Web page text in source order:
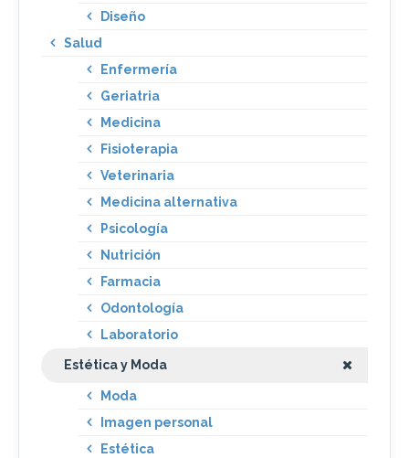
Diseño
Salud
Enfermería
Geriatria
Medicina
Fisioterapia
Veterinaria
Medicina alternativa
Psicología
Nutrición
Farmacia
Odontología
Laboratorio
Estética y Moda
Moda
Imagen personal
Estética